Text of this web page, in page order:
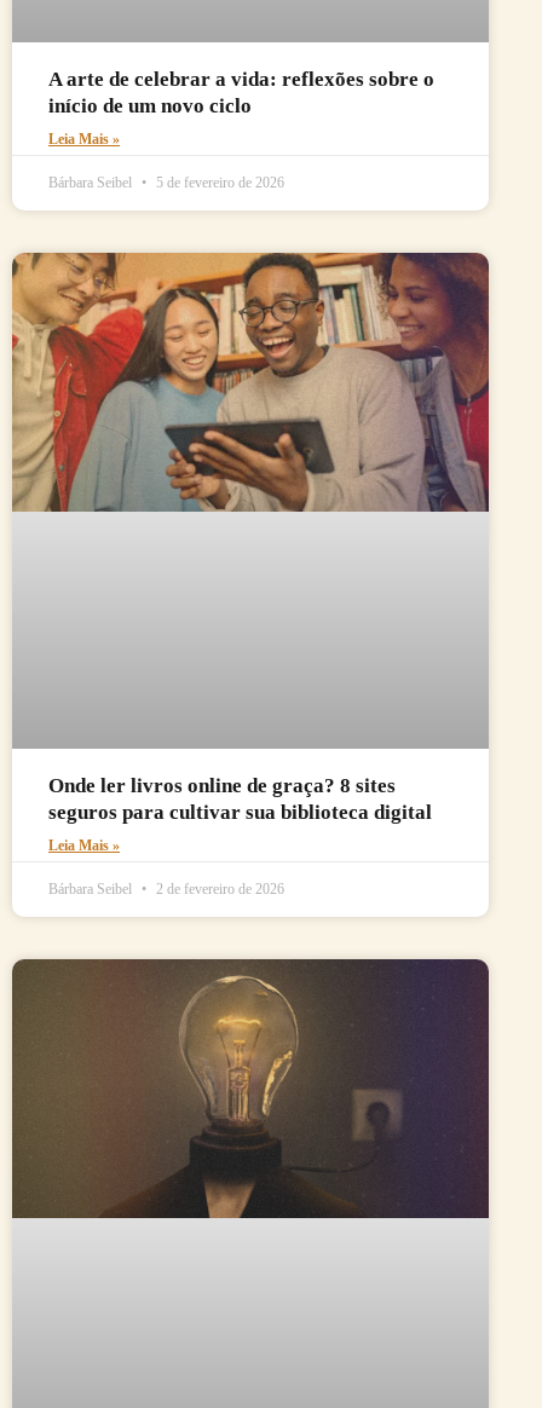
A arte de celebrar a vida: reflexões sobre o
início de um novo ciclo
Leia Mais »
Bárbara Seibel 5 de fevereiro de 2026
Onde ler livros online de graça? 8 sites
seguros para cultivar sua biblioteca digital
Leia Mais »
Bárbara Seibel 2 de fevereiro de 2026